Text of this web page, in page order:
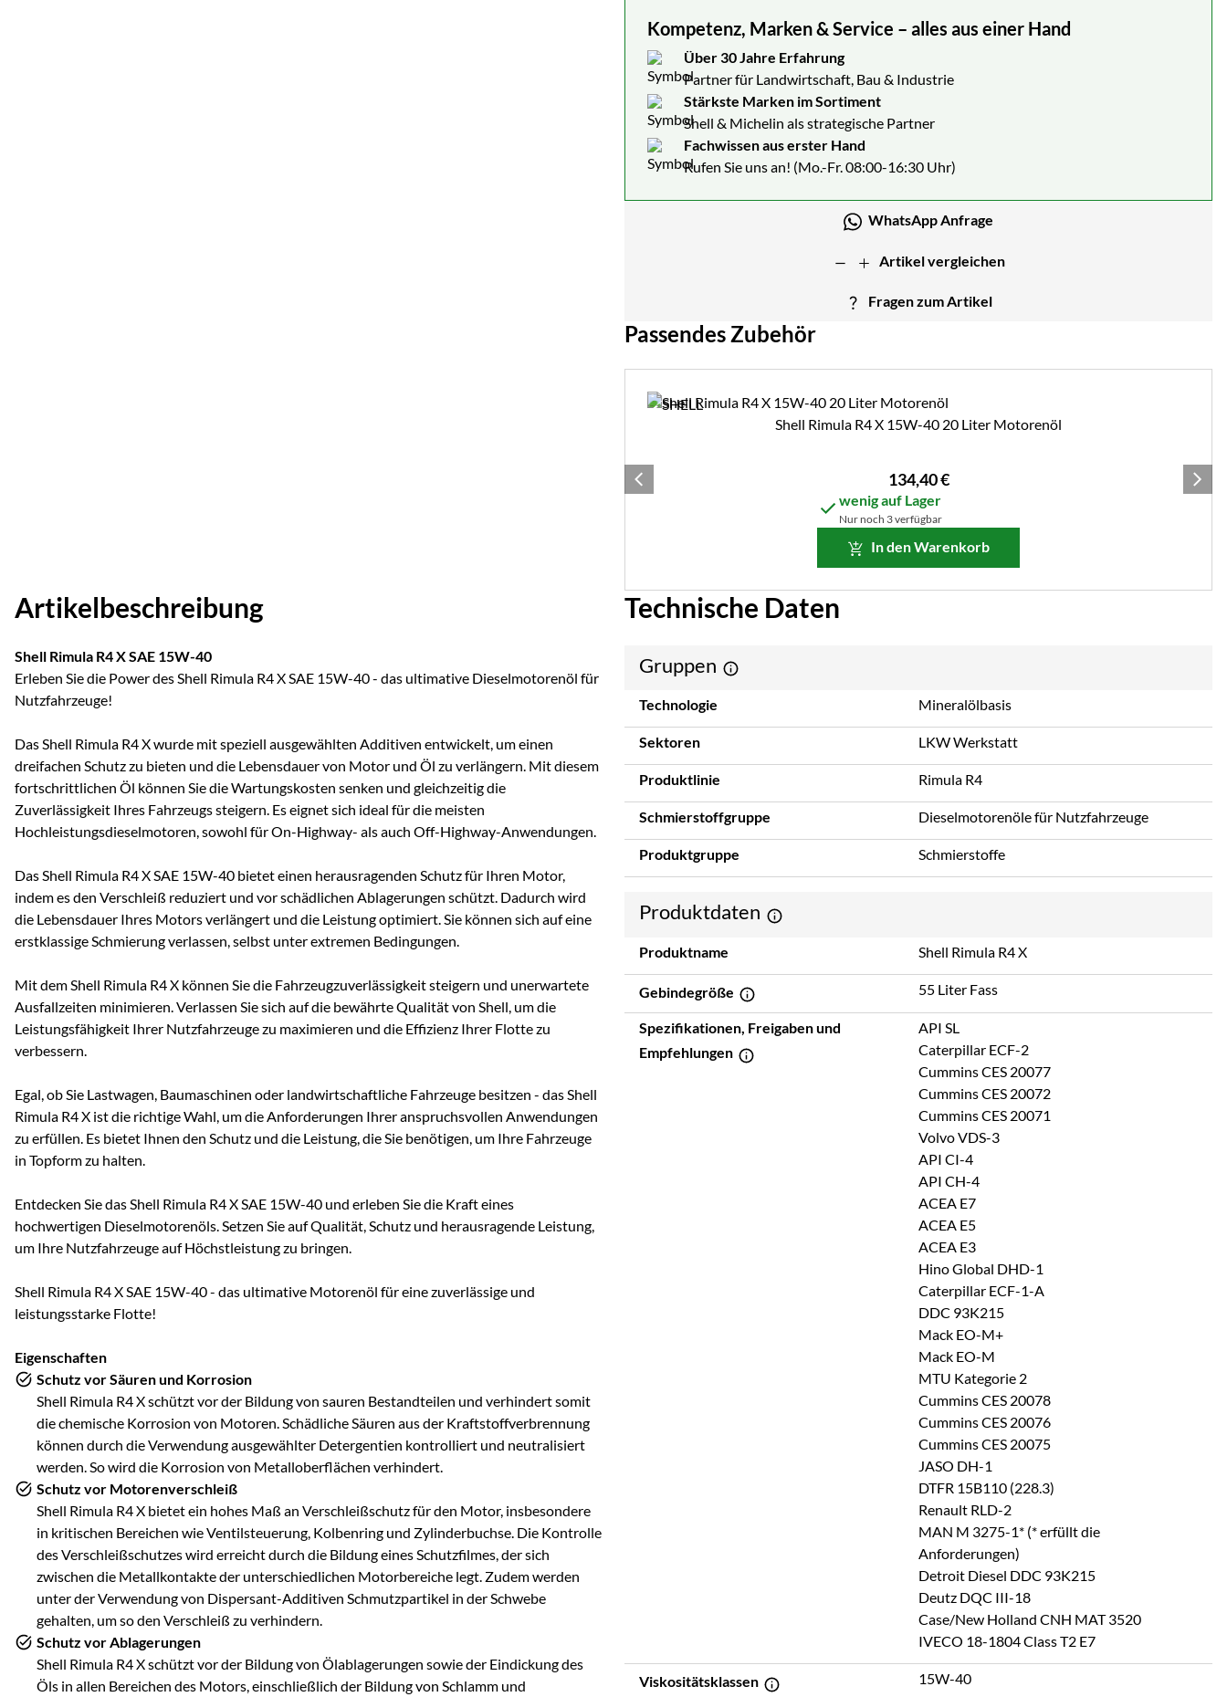
Kompetenz, Marken & Service – alles aus einer Hand
Über 30 Jahre Erfahrung
Partner für Landwirtschaft, Bau & Industrie
Stärkste Marken im Sortiment
Shell & Michelin als strategische Partner
Fachwissen aus erster Hand
Rufen Sie uns an! (Mo.-Fr. 08:00-16:30 Uhr)
WhatsApp Anfrage
Artikel vergleichen
Fragen zum Artikel
Passendes Zubehör
Zubehör überspringen
Shell Rimula R4 X 15W-40 20 Liter Motorenöl
134,40€
wenig auf Lager
Nur noch 3 verfügbar
In den Warenkorb
Artikelbeschreibung
Shell Rimula R4 X SAE 15W-40
Erleben Sie die Power des Shell Rimula R4 X SAE 15W-40 - das ultimative Dieselmotorenöl für
Nutzfahrzeuge!
Das Shell Rimula R4 X wurde mit speziell ausgewählten Additiven entwickelt, um einen
dreifachen Schutz zu bieten und die Lebensdauer von Motor und Öl zu verlängern. Mit diesem
fortschrittlichen Öl können Sie die Wartungskosten senken und gleichzeitig die
Zuverlässigkeit Ihres Fahrzeugs steigern. Es eignet sich ideal für die meisten
Hochleistungsdieselmotoren, sowohl für On-Highway- als auch Off-Highway-Anwendungen.
Das Shell Rimula R4 X SAE 15W-40 bietet einen herausragenden Schutz für Ihren Motor,
indem es den Verschleiß reduziert und vor schädlichen Ablagerungen schützt. Dadurch wird
die Lebensdauer Ihres Motors verlängert und die Leistung optimiert. Sie können sich auf eine
erstklassige Schmierung verlassen, selbst unter extremen Bedingungen.
Mit dem Shell Rimula R4 X können Sie die Fahrzeugzuverlässigkeit steigern und unerwartete
Ausfallzeiten minimieren. Verlassen Sie sich auf die bewährte Qualität von Shell, um die
Leistungsfähigkeit Ihrer Nutzfahrzeuge zu maximieren und die Effizienz Ihrer Flotte zu
verbessern.
Egal, ob Sie Lastwagen, Baumaschinen oder landwirtschaftliche Fahrzeuge besitzen - das Shell
Rimula R4 X ist die richtige Wahl, um die Anforderungen Ihrer anspruchsvollen Anwendungen
zu erfüllen. Es bietet Ihnen den Schutz und die Leistung, die Sie benötigen, um Ihre Fahrzeuge
in Topform zu halten.
Entdecken Sie das Shell Rimula R4 X SAE 15W-40 und erleben Sie die Kraft eines
hochwertigen Dieselmotorenöls. Setzen Sie auf Qualität, Schutz und herausragende Leistung,
um Ihre Nutzfahrzeuge auf Höchstleistung zu bringen.
Shell Rimula R4 X SAE 15W-40 - das ultimative Motorenöl für eine zuverlässige und
leistungsstarke Flotte!
Eigenschaften
Schutz vor Säuren und Korrosion
Shell Rimula R4 X schützt vor der Bildung von sauren Bestandteilen und verhindert somit
die chemische Korrosion von Motoren. Schädliche Säuren aus der Kraftstoffverbrennung
können durch die Verwendung ausgewählter Detergentien kontrolliert und neutralisiert
werden. So wird die Korrosion von Metalloberflächen verhindert.
Schutz vor Motorenverschleiß
Shell Rimula R4 X bietet ein hohes Maß an Verschleißschutz für den Motor, insbesondere
in kritischen Bereichen wie Ventilsteuerung, Kolbenring und Zylinderbuchse. Die Kontrolle
des Verschleißschutzes wird erreicht durch die Bildung eines Schutzfilmes, der sich
zwischen die Metallkontakte der unterschiedlichen Motorbereiche legt. Zudem werden
unter der Verwendung von Dispersant-Additiven Schmutzpartikel in der Schwebe
gehalten, um so den Verschleiß zu verhindern.
Schutz vor Ablagerungen
Shell Rimula R4 X schützt vor der Bildung von Ölablagerungen sowie der Eindickung des
Öls in allen Bereichen des Motors, einschließlich der Bildung von Schlamm und
Technische Daten
Gruppen
Technologie Mineralölbasis
Sektoren LKW Werkstatt
Produktlinie Rimula R4
Schmierstoffgruppe Dieselmotorenöle für Nutzfahrzeuge
Produktgruppe Schmierstoffe
Produktdaten
Produktname Shell Rimula R4 X
Gebindegröße 55 Liter Fass
Spezifikationen, Freigaben und
Empfehlungen
API SL
Caterpillar ECF-2
Cummins CES 20077
Cummins CES 20072
Cummins CES 20071
Volvo VDS-3
API CI-4
API CH-4
ACEA E7
ACEA E5
ACEA E3
Hino Global DHD-1
Caterpillar ECF-1-A
DDC 93K215
Mack EO-M+
Mack EO-M
MTU Kategorie 2
Cummins CES 20078
Cummins CES 20076
Cummins CES 20075
JASO DH-1
DTFR 15B110 (228.3)
Renault RLD-2
MAN M 3275-1* (* erfüllt die
Anforderungen)
Detroit Diesel DDC 93K215
Deutz DQC III-18
Case/New Holland CNH MAT 3520
IVECO 18-1804 Class T2 E7
Viskositätsklassen 15W-40